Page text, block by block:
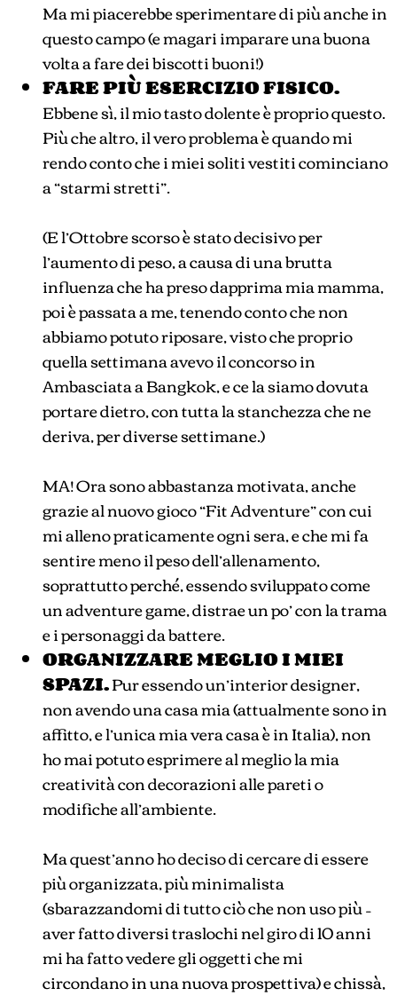
Ma mi piacerebbe sperimentare di più anche in
questo campo (e magari imparare una buona
volta a fare dei biscotti buoni!)
FARE PIÙ ESERCIZIO FISICO.
Ebbene sì, il mio tasto dolente è proprio questo.
Più che altro, il vero problema è quando mi
rendo conto che i miei soliti vestiti cominciano
a “starmi stretti”.
(E l’Ottobre scorso è stato decisivo per
l’aumento di peso, a causa di una brutta
influenza che ha preso dapprima mia mamma,
poi è passata a me, tenendo conto che non
abbiamo potuto riposare, visto che proprio
quella settimana avevo il concorso in
Ambasciata a Bangkok, e ce la siamo dovuta
portare dietro, con tutta la stanchezza che ne
deriva, per diverse settimane.)
MA! Ora sono abbastanza motivata, anche
grazie al nuovo gioco “Fit Adventure” con cui
mi alleno praticamente ogni sera, e che mi fa
sentire meno il peso dell’allenamento,
soprattutto perché, essendo sviluppato come
un adventure game, distrae un po’ con la trama
e i personaggi da battere.
ORGANIZZARE MEGLIO I MIEI
SPAZI.Pur essendo un’interior designer,
non avendo una casa mia (attualmente sono in
affitto, e l’unica mia vera casa è in Italia), non
ho mai potuto esprimere al meglio la mia
creatività con decorazioni alle pareti o
modifiche all’ambiente.
Ma quest’anno ho deciso di cercare di essere
più organizzata, più minimalista
(sbarazzandomi di tutto ciò che non uso più –
aver fatto diversi traslochi nel giro di 10 anni
mi ha fatto vedere gli oggetti che mi
circondano in una nuova prospettiva) e chissà,